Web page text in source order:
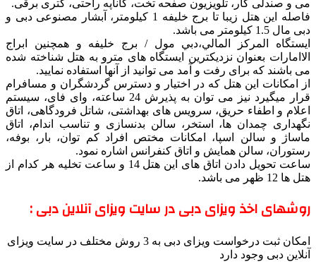
و صندلی کار، تلویزیون صفحه تخت، کاناپه راحتی، کتری برقی.
فاصله این هتل زیبا تا برج خلیفه 1 کیلومتر، آبشار مصنوعی دبی و
1.5 کیلومتر می باشد.
المركز المالي،دبي مول / برج خليفه و همچنین ابراج
بعنوان نزدیکترین ایستگاه های مترو به هتل شناخته شده
باشند که برای رفت و آمد می توانید از آنها استفاده نمایید.
امکانات این هتل که در اختیار و دسترس گردشگران و مسافرام
قرار میگیرد نیز می توان به پذیرش 24 ساعته، وای فای، سیستم
و اطفاء حریق، سرویس های بهداشتی، شاتل فرودگاهی، اتاق
چمدان ها، استخر، سالن بدنسازی و تناسب اندام، اتاق
و سالن اسپا، امکانات مختص افراد کم توان، بار، بوفه،
سالن همایش و اتاق کنفرانس اشاره نمود.
ساعت تحویل دادن اتاق های این هتل 14 و ساعت تخلیه هر کدام از
12 ظهر می باشد.
اخذ ویزای دبی در سایت ویزای آنلاین دبی :
امکان ثبت درخواست ویزای دبی به 3 روش مختلف در سایت ویزای
دبی وجود دارد